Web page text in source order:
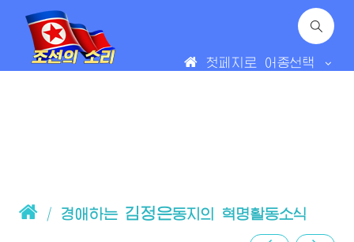
첫페지로 어종선택
/ 경애하는 김정은동지의 혁명활동소식